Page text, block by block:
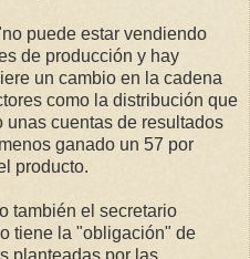
puede estar vendiendo
de producción y hay
un cambio en la cadena
como la distribución que
cuentas de resultados
ganado un 57 por
producto.
también el secretario
tiene la "obligación" de
planteadas por las